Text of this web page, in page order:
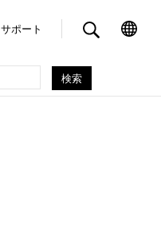
サポート